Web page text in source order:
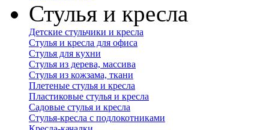
Стулья и кресла
Детские стульчики и кресла
Стулья и кресла для офиса
Стулья для кухни
Стулья из дерева, массива
Стулья из кожзама, ткани
Плетеные стулья и кресла
Пластиковые стулья и кресла
Садовые стулья и кресла
Стулья-кресла с подлокотниками